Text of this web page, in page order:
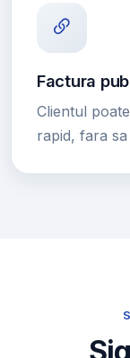
Factura
Clientul
rapid, fara